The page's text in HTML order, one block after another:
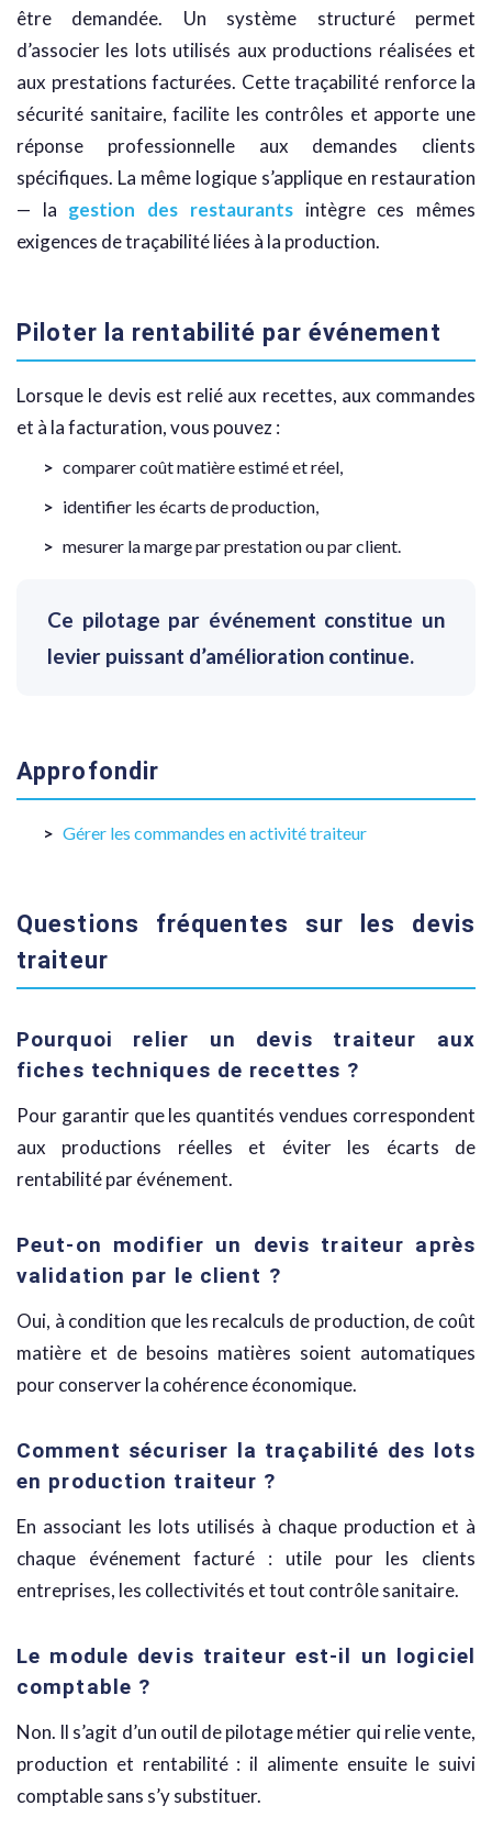
être demandée. Un système structuré permet
d’associer les lots utilisés aux productions réalisées et
aux prestations facturées. Cette traçabilité renforce la
sécurité sanitaire, facilite les contrôles et apporte une
réponse professionnelle aux demandes clients
spécifiques. La même logique s’applique en restauration
— la gestion des restaurantsintègre ces mêmes
exigences de traçabilité liées à la production.
Piloter la rentabilité par événement
Lorsque le devis est relié aux recettes, aux commandes
et à la facturation, vous pouvez :
comparer coût matière estimé et réel,
identifier les écarts de production,
mesurer la marge par prestation ou par client.
Ce pilotage par événement constitue un
levier puissant d’amélioration continue.
Approfondir
Gérer les commandes en activité traiteur
Questions fréquentes sur les devis
traiteur
Pourquoi relier un devis traiteur aux
fiches techniques de recettes ?
Pour garantir que les quantités vendues correspondent
aux productions réelles et éviter les écarts de
rentabilité par événement.
Peut-on modifier un devis traiteur après
validation par le client ?
Oui, à condition que les recalculs de production, de coût
matière et de besoins matières soient automatiques
pour conserver la cohérence économique.
Comment sécuriser la traçabilité des lots
en production traiteur ?
En associant les lots utilisés à chaque production et à
chaque événement facturé : utile pour les clients
entreprises, les collectivités et tout contrôle sanitaire.
Le module devis traiteur est-il un logiciel
comptable ?
Non. Il s’agit d’un outil de pilotage métier qui relie vente,
production et rentabilité : il alimente ensuite le suivi
comptable sans s’y substituer.